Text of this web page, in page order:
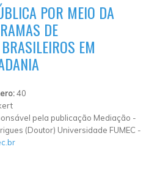
POR MEIO DA
DE
EM
40
pela publicação Mediação -
(Doutor) Universidade FUMEC -